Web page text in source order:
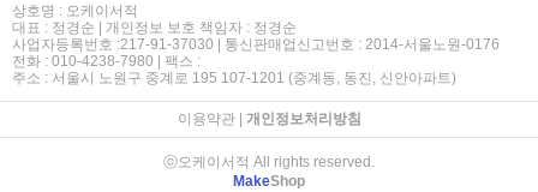
상호명 : 오케이서적
대표 : 정경순 | 개인정보 보호 책임자 : 정경순
사업자등록번호 :217-91-37030 | 통신판매업신고번호 : 2014-서울노원-0176
전화 : 010-4238-7980 | 팩스 :
주소 : 서울시 노원구 중계로 195 107-1201 (중계동, 동진, 신안아파트)
이용약관| 개인정보처리방침
ⓒ오케이서적 All rights reserved.
MakeShop